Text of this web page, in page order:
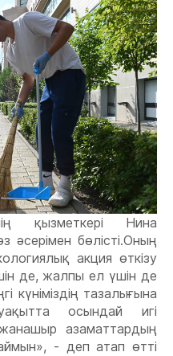
қызметкері Нина
әсерімен бөлісті.Оның
акция өткізу
де, жалпы ел үшін де
күніміздің тазалығына
осындай игі
азаматтардың
- деп атап өтті